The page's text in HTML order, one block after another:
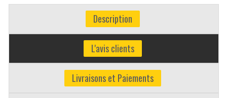
Description
L'avis clients
Livraisons et Paiements